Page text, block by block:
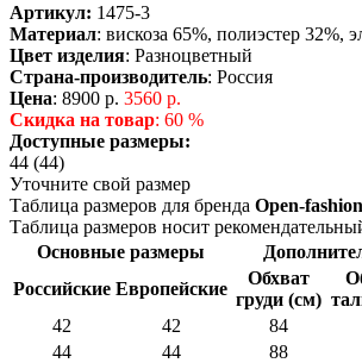
Артикул: 1475-3
Материал: вискоза 65%, полиэстер 32%,
Цвет изделия: Разноцветный
Страна-производитель: Россия
Цена: 8900 р. 3560 р.
Скидка на товар: 60 %
Доступные размеры:
44 (44)
Уточните свой размер
Таблица размеров для бренда Open-fashion
Таблица размеров носит
Основные размеры
Российские Европейские
Обхват
груди (см)
42
42 84
44
44 88